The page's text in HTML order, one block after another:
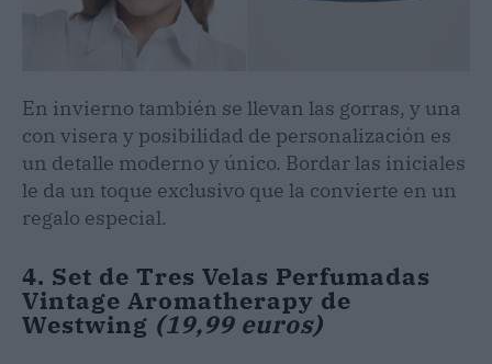
En invierno también se llevan las gorras, y una
con visera y posibilidad de personalización es
un detalle moderno y único. Bordar las iniciales
le da un toque exclusivo que la convierte en un
regalo especial.
4. Set de Tres Velas Perfumadas
Vintage Aromatherapy de
Westwing (19,99 euros)